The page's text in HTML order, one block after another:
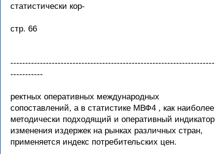
статистически кор-
стр. 66
---------------------------------------------------------------------
-----------
ректных оперативных международных
сопоставлений, а в статистике МВФ4 , как наиболее
методически подходящий и оперативный индикатор
изменения издержек на рынках различных стран,
применяется индекс потребительских цен.